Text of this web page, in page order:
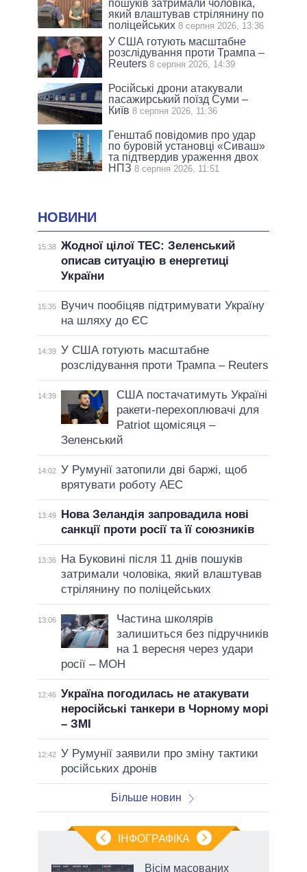
пошуків затримали чоловіка,
який влаштував стрілянину по
поліцейських 8 серпня 2026, 13:36
У США готують масштабне
розслідування проти Трампа –
Reuters 8 серпня 2026, 14:39
Російські дрони атакували
пасажирський поїзд Суми –
Київ 8 серпня 2026, 11:36
Генштаб повідомив про удар
по буровій установці «Сиваш»
та підтвердив ураження двох
НПЗ 8 серпня 2026, 11:51
НОВИНИ
15:38 Жодної цілої ТЕС: Зеленський
описав ситуацію в енергетиці
України
15:35
Вучич пообіцяв підтримувати Україну
на шляху до ЄС
14:39 У США готують масштабне
розслідування проти Трампа – Reuters
14:39
США постачатимуть Україні
ракети-перехоплювачі для
Patriot щомісяця –
Зеленський
14:02 У Румунії затопили дві баржі, щоб
врятувати роботу АЕС
13:49
Нова Зеландія запровадила нові
санкції проти росії та її союзників
13:36
На Буковині після 11 днів пошуків
затримали чоловіка, який влаштував
стрілянину по поліцейських
13:06
Частина школярів
залишиться без підручників
на 1 вересня через удари
росії – МОН
12:46 Україна погодилась не атакувати
неросійські танкери в Чорному морі
– ЗМІ
12:42 У Румунії заявили про зміну тактики
російських дронів
Більше новин
ІНФОГРАФІКА
Вісім масованих